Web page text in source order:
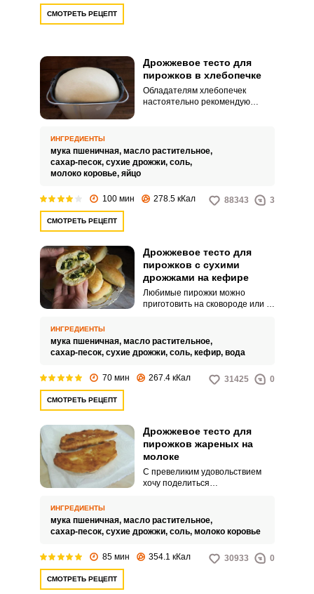
СМОТРЕТЬ РЕЦЕПТ
Дрожжевое тесто для
пирожков в хлебопечке
Обладателям хлебопечек
настоятельно рекомендую
для пирожков. С таким рецептом
справится даже начинающая
хозяйка.
ИНГРЕДИЕНТЫ
мука пшеничная, масло растительное,
сахар-песок, сухие дрожжи, соль,
молоко коровье, яйцо
100 мин 278.5 кКал 88343 3
СМОТРЕТЬ РЕЦЕПТ
Дрожжевое тесто для
пирожков с сухими
дрожжами на кефире
Любимые пирожки можно
приготовить на сковороде или в
тесто.
ИНГРЕДИЕНТЫ
мука пшеничная, масло растительное,
сахар-песок, сухие дрожжи, соль, кефир, вода
70 мин 267.4 кКал 31425 0
СМОТРЕТЬ РЕЦЕПТ
Дрожжевое тесто для
пирожков жареных на
молоке
С превеликим удовольствием
хочу поделиться
приготовленного на молоке.
Процесс приготовления теста
ИНГРЕДИЕНТЫ
мука пшеничная, масло растительное,
сахар-песок, сухие дрожжи, соль, молоко коровье
85 мин 354.1 кКал 30933 0
СМОТРЕТЬ РЕЦЕПТ